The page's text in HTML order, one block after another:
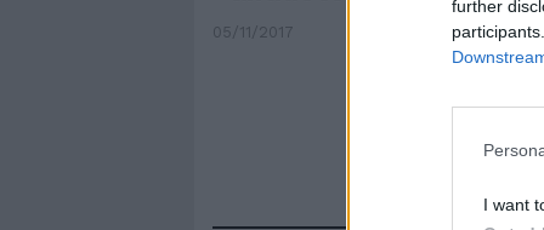
further
I want
05/11/2017